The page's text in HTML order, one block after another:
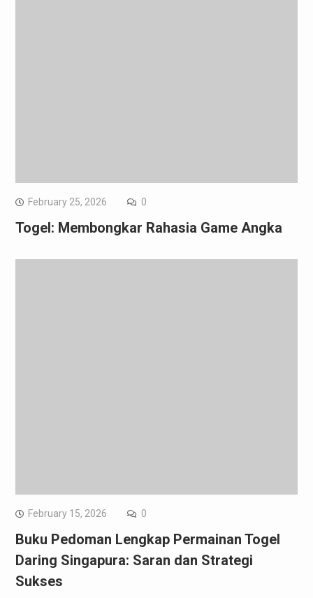
February 25, 2026 0
Togel: Membongkar Rahasia Game Angka
February 15, 2026 0
Buku Pedoman Lengkap Permainan Togel
Daring Singapura: Saran dan Strategi
Sukses